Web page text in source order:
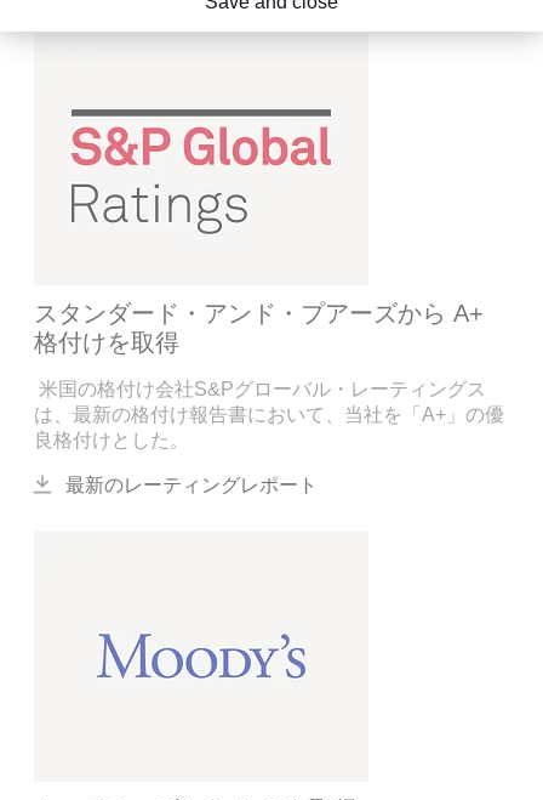
スタンダード・アンド・プアーズから A+
格付けを取得
米国の格付け会社S&Pグローバル・レーティングス
は、最新の格付け報告書において、当社を「A+」の優
良格付けとした。
最新のレーティングレポート